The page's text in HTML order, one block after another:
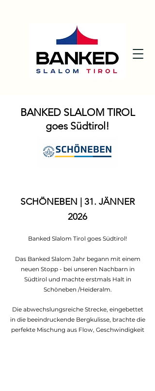
BANKED SLALOM TIROL
goes Südtirol!
SCHÖNEBEN | 31. JÄNNER
2026
Banked Slalom Tirol goes Südtirol!
Das Banked Slalom Jahr begann mit einem
neuen Stopp - bei unseren Nachbarn in
Südtirol und machte erstmals Halt in
Schöneben /Heideralm.
Die abwechslungsreiche Strecke, eingebettet
in die beeindruckende Bergkulisse, brachte die
perfekte Mischung aus Flow, Geschwindigkeit